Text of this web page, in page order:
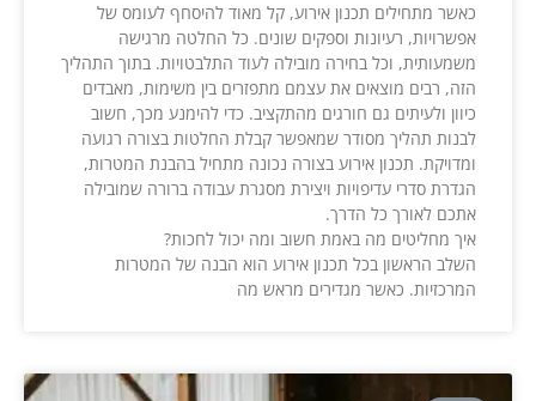
כאשר מתחילים תכנון אירוע, קל מאוד להיסחף לעומס של
אפשרויות, רעיונות וספקים שונים. כל החלטה מרגישה
משמעותית, וכל בחירה מובילה לעוד התלבטויות. בתוך התהליך
הזה, רבים מוצאים את עצמם מתפזרים בין משימות, מאבדים
כיוון ולעיתים גם חורגים מהתקציב. כדי להימנע מכך, חשוב
לבנות תהליך מסודר שמאפשר קבלת החלטות בצורה רגועה
ומדויקת. תכנון אירוע בצורה נכונה מתחיל בהבנת המטרות,
הגדרת סדרי עדיפויות ויצירת מסגרת עבודה ברורה שמובילה
אתכם לאורך כל הדרך.
איך מחליטים מה באמת חשוב ומה יכול לחכות?
השלב הראשון בכל תכנון אירוע הוא הבנה של המטרות
המרכזיות. כאשר מגדירים מראש מה